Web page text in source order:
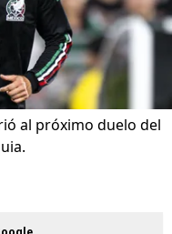
al próximo duelo del